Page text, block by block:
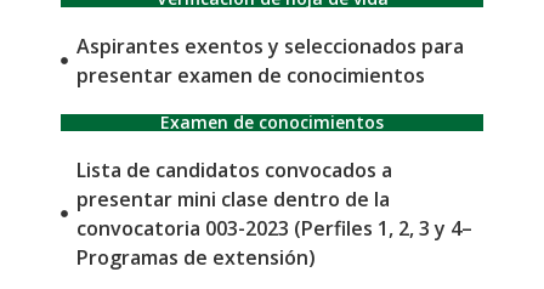
Aspirantes exentos y seleccionados para
presentar examen de conocimientos
Examen de conocimientos
Lista de candidatos convocados a
presentar mini clase dentro de la
convocatoria 003-2023 (Perfiles 1, 2, 3 y 4–
Programas de extensión)